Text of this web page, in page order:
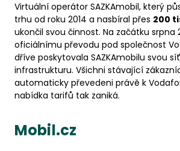
Virtuální operátor SAZKAmobil, který
trhu od roku 2014 a nasbíral přes 200
ukončil svou činnost. Na začátku srpna
oficiálnímu převodu pod společnost
dříve poskytovala SAZKAmobilu svou
infrastrukturu. Všichni stávající
automaticky převedeni právě k
nabídka tarifů tak zaniká.
Mobil.cz